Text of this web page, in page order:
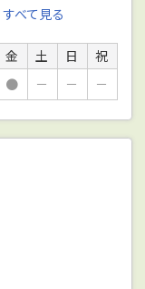
すべて見る
金 土 日
祝
● － － －